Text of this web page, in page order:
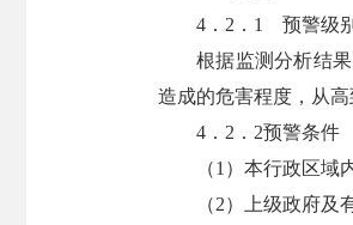
4．2．1 预警级别
根据监测分析结
造成的危害程度，从
4．2．2预警条件
（1）本行政区域
（2）上级政府及